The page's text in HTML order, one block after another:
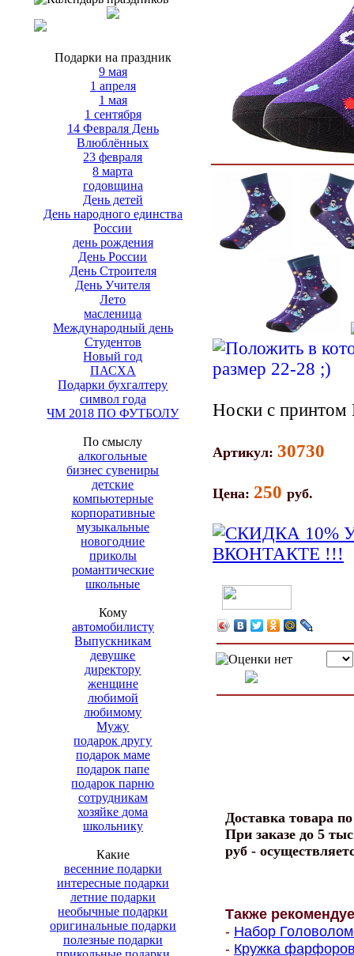
Подарки на праздник
9 мая
1 апреля
1 мая
1 сентября
14 Февраля День
Влюблённых
23 февраля
8 марта
годовщина
День детей
День народного единства
России
день рождения
День России
День Строителя
День Учителя
Лето
масленица
Международный день
Студентов
Новый год
ПАСХА
Подарки бухгалтеру
символ года
ЧМ 2018 ПО ФУТБОЛУ
По смыслу
алкогольные
бизнес сувениры
детские
компьютерные
корпоративные
музыкальные
новогодние
приколы
романтические
школьные
Кому
автомобилисту
Выпускникам
девушке
директору
женщине
любимой
любимому
Мужу
подарок другу
подарок маме
подарок папе
подарок парню
сотрудникам
хозяйке дома
школьнику
Какие
весенние подарки
интересные подарки
летние подарки
необычные подарки
оригинальные подарки
полезные подарки
Носки с принтом
Артикул: 30730
Цена: 250 руб.
Доставка товара
При заказе до 5
руб -
Также
- Набор
- Кружка